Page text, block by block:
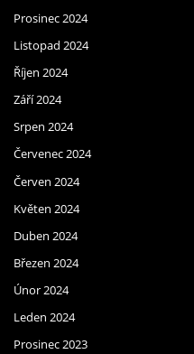
Prosinec 2024
Listopad 2024
Říjen 2024
Září 2024
Srpen 2024
Červenec 2024
Červen 2024
Květen 2024
Duben 2024
Březen 2024
Únor 2024
Leden 2024
Prosinec 2023